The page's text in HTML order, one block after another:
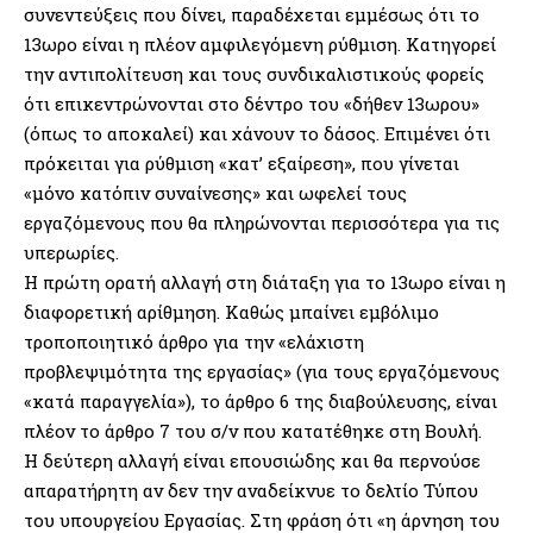
συνεντεύξεις που δίνει, παραδέχεται εμμέσως ότι το
13ωρο είναι η πλέον αμφιλεγόμενη ρύθμιση. Κατηγορεί
την αντιπολίτευση και τους συνδικαλιστικούς φορείς
ότι επικεντρώνονται στο δέντρο του «δήθεν 13ωρου»
(όπως το αποκαλεί) και χάνουν το δάσος. Επιμένει ότι
πρόκειται για ρύθμιση «κατ’ εξαίρεση», που γίνεται
«μόνο κατόπιν συναίνεσης» και ωφελεί τους
εργαζόμενους που θα πληρώνονται περισσότερα για τις
υπερωρίες.
Η πρώτη ορατή αλλαγή στη διάταξη για το 13ωρο είναι η
διαφορετική αρίθμηση. Καθώς μπαίνει εμβόλιμο
τροποποιητικό άρθρο για την «ελάχιστη
προβλεψιμότητα της εργασίας» (για τους εργαζόμενους
«κατά παραγγελία»), το άρθρο 6 της διαβούλευσης, είναι
πλέον το άρθρο 7 του σ/ν που κατατέθηκε στη Βουλή.
Η δεύτερη αλλαγή είναι επουσιώδης και θα περνούσε
απαρατήρητη αν δεν την αναδείκνυε το δελτίο Τύπου
του υπουργείου Εργασίας. Στη φράση ότι «η άρνηση του